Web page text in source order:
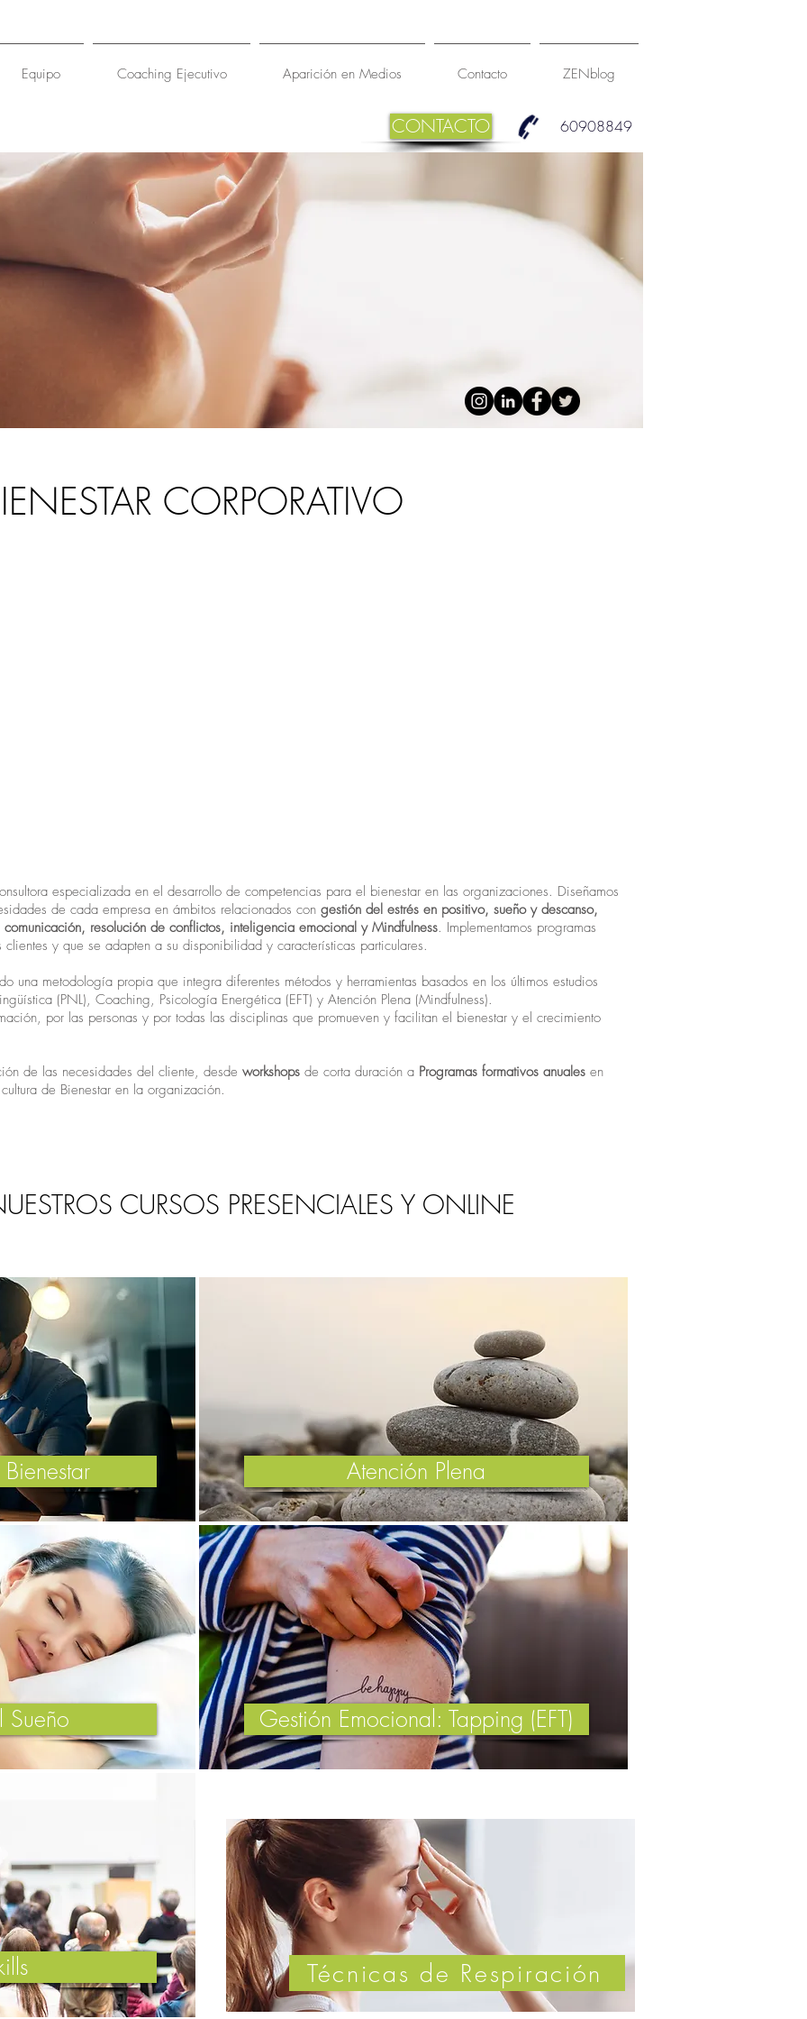
Equipo Coaching Ejecutivo Aparición en Medios Contacto ZENblog
CONTACTO 60908849
CORPORATIVO
especializada en el desarrollo de competencias para el bienestar en las organizaciones. Diseñamos
de cada empresa en ámbitos relacionados con gestión del estrés en positivo, sueño y descanso,
resolución de conflictos, inteligencia emocional y Mindfulness. Implementamos programas
clientes y que se adapten a su disponibilidad y características particulares.
una metodología propia que integra diferentes métodos y herramientas basados en los últimos estudios
(PNL), Coaching, Psicología Energética (EFT) y Atención Plena (Mindfulness).
por las personas y por todas las disciplinas que promueven y facilitan el bienestar y el crecimiento
de las necesidades del cliente, desde workshops de corta duración a Programas formativos anuales en
de Bienestar en la organización.
CURSOS PRESENCIALES Y ONLINE
Atención Plena
Gestión Emocional: Tapping (EFT)
Técnicas de Respiración